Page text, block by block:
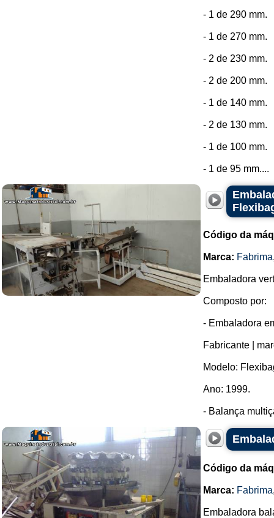
- 1 de 290 mm.
- 1 de 270 mm.
- 2 de 230 mm.
- 2 de 200 mm.
- 1 de 140 mm.
- 2 de 130 mm.
- 1 de 100 mm.
- 1 de 95 mm....
Código da
Marca: Fabrima
Embaladora
Composto por:
- Embaladora
Fabricante |
Modelo:
Ano: 1999.
- Balança
Código da
Marca: Fabrima
Embaladora